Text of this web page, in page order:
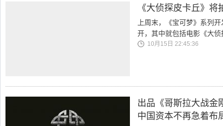
《大侦探皮卡丘》
上周末，《宝可梦》系列
开，其中就包括电影《大
10月15日 22:45:36
出品《哥斯拉大战金
中国资本不再急着布